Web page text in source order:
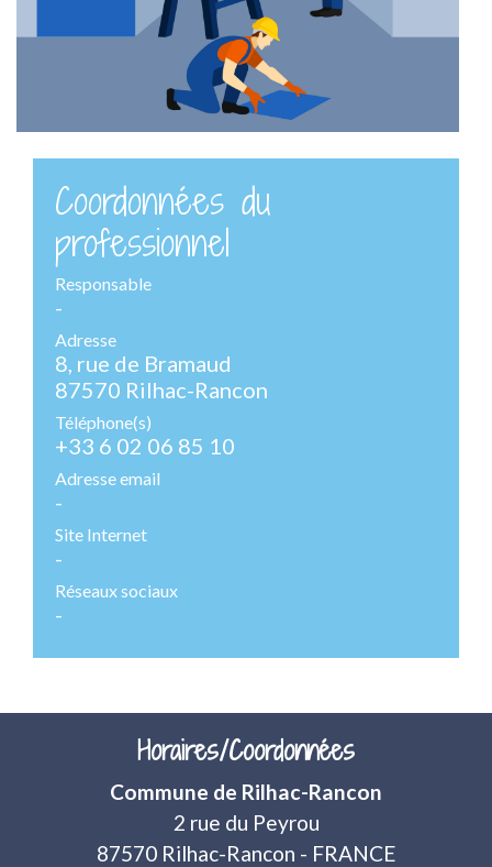
Coordonnées du
professionnel
Responsable
-
Adresse
8, rue de Bramaud
87570 Rilhac-Rancon
Téléphone(s)
+33 6 02 06 85 10
Adresse email
-
Site Internet
-
Réseaux sociaux
-
Horaires/Coordonnées
Commune de Rilhac-Rancon
2 rue du Peyrou
87570 Rilhac-Rancon - FRANCE